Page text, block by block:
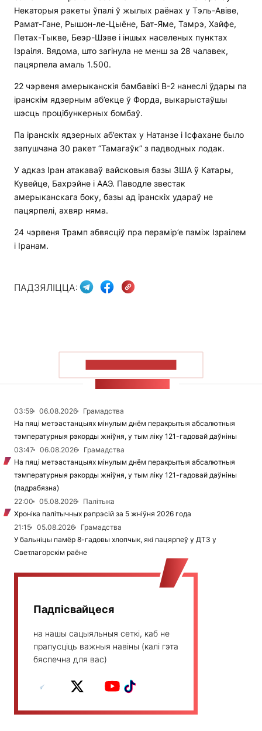
Некаторыя ракеты ўпалі ў жылых раёнах у Тэль-Авіве,
Рамат-Гане, Рышон-ле-Цыёне, Бат-Яме, Тамрэ, Хайфе,
Петах-Тыкве, Беэр-Шэве і іншых населеных пунктах
Ізраіля. Вядома, што загінула не менш за 28 чалавек,
пацярпела амаль 1.500.
22 чэрвеня амерыканскія бамбавікі B-2 нанеслі ўдары па
іранскім ядзерным аб’екце ў Форда, выкарыстаўшы
шэсць процібункерных бомбаў.
Па іранскіх ядзерных аб’ектах у Натанзе і Ісфахане было
запушчана 30 ракет “Тамагаўк” з падводных лодак.
У адказ Іран атакаваў вайсковыя базы ЗША ў Катары,
Кувейце, Бахрэйне і ААЭ. Паводле звестак
амерыканскага боку, базы ад іранскіх удараў не
пацярпелі, ахвяр няма.
24 чэрвеня Трамп абвясціў пра перамір’е паміж Ізраілем
і Іранам.
ПАДЗЯЛІЦЦА:
03:59 06.08.2026
Грамадства
На пяці метэастанцыях мінулым днём перакрытыя абсалютныя
тэмпературныя рэкорды жніўня, у тым ліку 121-гадовай даўніны
03:47
06.08.2026
Грамадства
На пяці метэастанцыях мінулым днём перакрытыя абсалютныя
тэмпературныя рэкорды жніўня, у тым ліку 121-гадовай даўніны
(падрабязна)
22:00
05.08.2026
Палітыка
Хроніка палітычных рэпрэсій за 5 жніўня 2026 года
21:15
05.08.2026
Грамадства
У бальніцы памёр 8-гадовы хлопчык, які пацярпеў у ДТЗ у
Светлагорскім раёне
Падпісвайцеся
на нашы сацыяльныя сеткі, каб не
прапусціць важныя навіны (калі гэта
бяспечна для вас)